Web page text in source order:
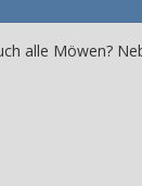
alle Möwen?